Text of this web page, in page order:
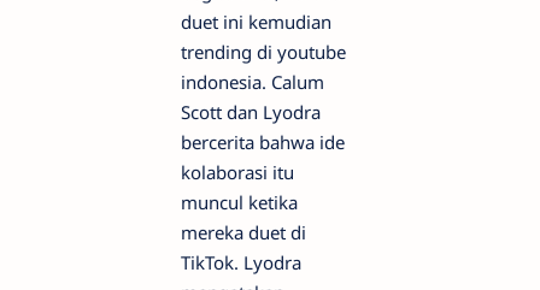
duet ini kemudian
trending di youtube
indonesia. Calum
Scott dan Lyodra
bercerita bahwa ide
kolaborasi itu
muncul ketika
mereka duet di
TikTok. Lyodra